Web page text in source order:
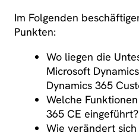
Im Folgenden
Punkten:
Wo liegen die
Microsoft
Dynamics 365
Welche
365 CE eingeführt?
Wie verändert